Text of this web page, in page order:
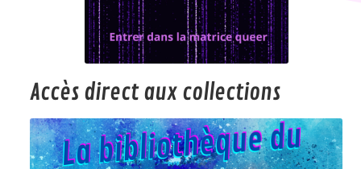
Accès direct aux collections